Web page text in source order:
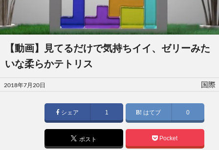
【動画】見てるだけで気持ちイイ、ゼリーみた
いな柔らかテトリス
投
稿
2018年7月20日 国際
シェア 1 はてブ 0
ポスト Pocket